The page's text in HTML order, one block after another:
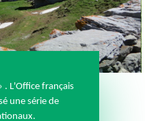
. L'Office français
une série de